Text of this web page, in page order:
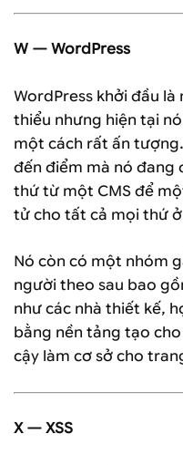
W — WordPress
WordPress khởi đầu
thiểu nhưng hiện tại
một cách rất ấn
đến điểm mà nó đang
thứ từ một CMS để
tử cho tất cả mọi thứ ở
Nó còn có một nhóm
người theo sau bao
như các nhà thiết kế,
bằng nền tảng tạo
cậy làm cơ sở cho
X — XSS